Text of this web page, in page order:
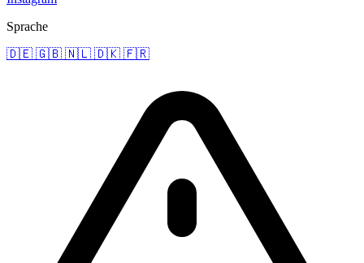
Sprache
🇩🇪 🇬🇧 🇳🇱 🇩🇰 🇫🇷